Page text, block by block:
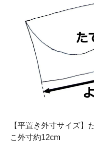
【平置き外寸サイズ】
こ外寸約12cm